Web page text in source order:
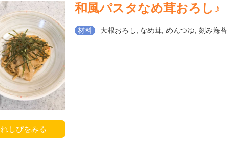
れしぴをみる
和風パスタなめ茸おろし♪
材料 大根おろし, なめ茸, めんつゆ, 刻み海苔